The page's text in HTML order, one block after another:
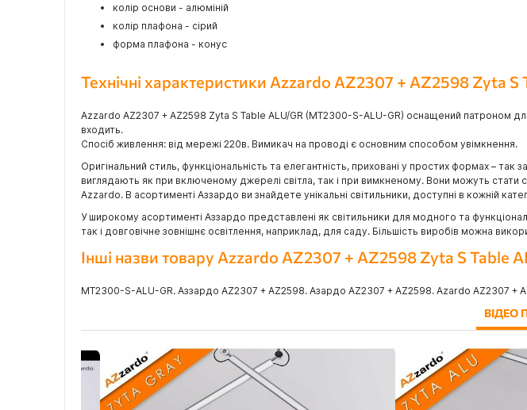
колір основи - алюміній
колір плафона - сірий
форма плафона - конус
Технічні характеристики Azzardo AZ2307 + AZ2598 Zyta
Azzardo AZ2307 + AZ2598 Zyta S Table ALU/GR (MT2300-S-ALU-GR) оснащений патроном
входить.
Спосіб живлення: від мережі 220в. Вимикач на проводі є основним способом увімкнення.
Оригінальний стиль, функціональність та елегантність, приховані у простих формах –
виглядають як при включеному джерелі світла, так і при вимкненому. Вони можуть
Azzardo. В асортименті Аззардо ви знайдете унікальні світильники, доступні в кожній
У широкому асортименті Аззардо представлені як світильники для модного та
так і довговічне зовнішнє освітлення, наприклад, для саду. Більшість виробів можна
Інші назви товару Azzardo AZ2307 + AZ2598 Zyta S Table
MT2300-S-ALU-GR. Аззардо AZ2307 + AZ2598. Азардо AZ2307 + AZ2598. Azardo AZ2307
ВІДЕО